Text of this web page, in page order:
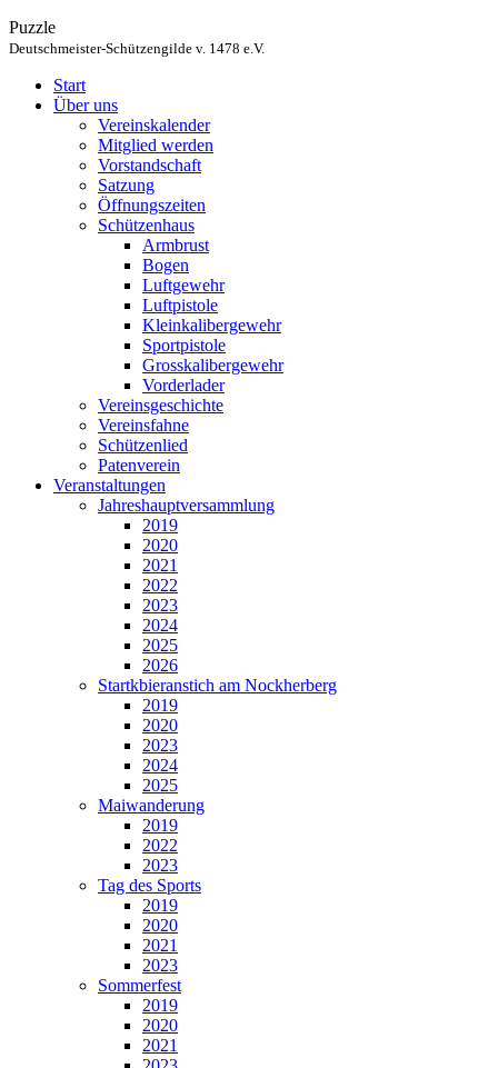
Puzzle
Deutschmeister-Schützengilde v. 1478 e.V.
Start
Über uns
Vereinskalender
Mitglied werden
Vorstandschaft
Satzung
Öffnungszeiten
Schützenhaus
Armbrust
Bogen
Luftgewehr
Luftpistole
Kleinkalibergewehr
Sportpistole
Grosskalibergewehr
Vorderlader
Vereinsgeschichte
Vereinsfahne
Schützenlied
Patenverein
Veranstaltungen
Jahreshauptversammlung
2019
2020
2021
2022
2023
2024
2025
2026
Startkbieranstich am Nockherberg
2019
2020
2023
2024
2025
Maiwanderung
2019
2022
2023
Tag des Sports
2019
2020
2021
2023
Sommerfest
2019
2020
2021